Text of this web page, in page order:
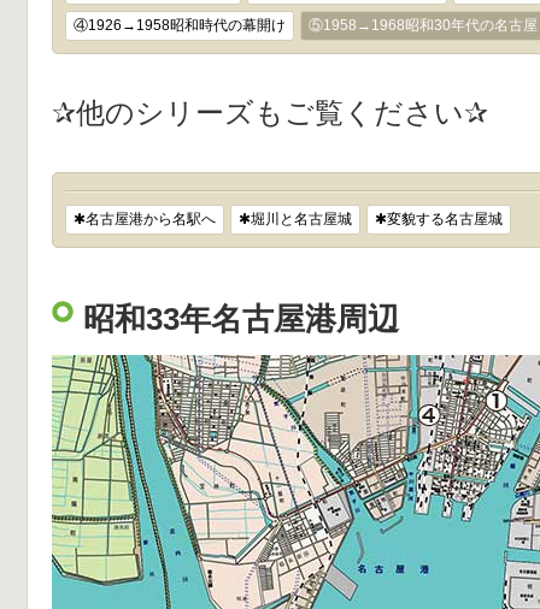
④1926→1958昭和時代の幕開け ⑤1958→1968昭和30年代の名古屋
✰他のシリーズもご覧ください✰
✱名古屋港から名駅へ ✱堀川と名古屋城 ✱変貌する名古屋城
昭和33年名古屋港周辺